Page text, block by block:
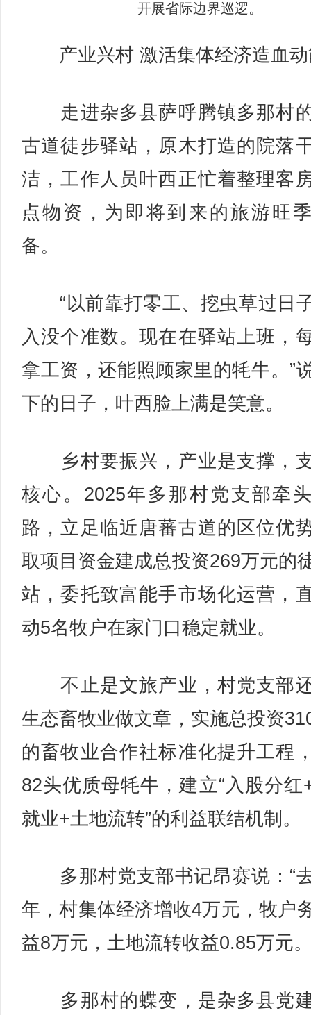
开展省际边界巡逻。
产业兴村 激活集体经济造血动
走进杂多县萨呼腾镇多那村
古道徒步驿站，原木打造的院落
洁，工作人员叶西正忙着整理客
点物资，为即将到来的旅游旺
备。
“以前靠打零工、挖虫草过日
入没个准数。现在在驿站上班，
拿工资，还能照顾家里的牦牛。”
下的日子，叶西脸上满是笑意。
乡村要振兴，产业是支撑，
核心。2025年多那村党支部牵
路，立足临近唐蕃古道的区位优
取项目资金建成总投资269万元的
站，委托致富能手市场化运营，
动5名牧户在家门口稳定就业。
不止是文旅产业，村党支部
生态畜牧业做文章，实施总投资
的畜牧业合作社标准化提升工程
82头优质母牦牛，建立“入股分红
就业+土地流转”的利益联结机制。
多那村党支部书记昂赛说：“
年，村集体经济增收4万元，牧户
益8万元，土地流转收益0.85万元
多那村的蝶变，是杂多县党